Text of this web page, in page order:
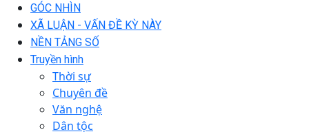
GÓC NHÌN
XÃ LUẬN - VẤN ĐỀ KỲ NÀY
NỀN TẢNG SỐ
Truyền hình
Thời sự
Chuyên đề
Văn nghệ
Dân tộc